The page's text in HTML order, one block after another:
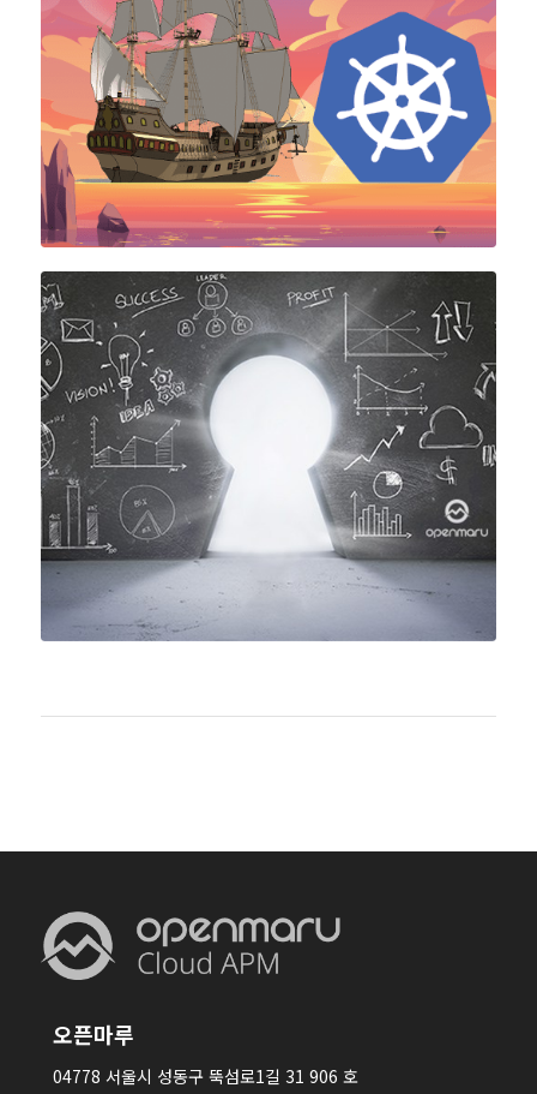
오픈마루
04778 서울시 성동구 뚝섬로1길 31 906 호